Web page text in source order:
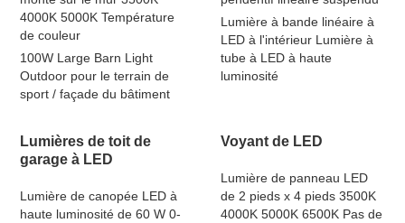
4000K 5000K Température
de couleur
100W Large Barn Light
Outdoor pour le terrain de
sport / façade du bâtiment
Lumière à bande linéaire à
LED à l'intérieur Lumière à
tube à LED à haute
luminosité
Lumières de toit de
garage à LED
Lumière de canopée LED à
haute luminosité de 60 W 0-
Voyant de LED
Lumière de panneau LED
de 2 pieds x 4 pieds 3500K
4000K 5000K 6500K Pas de